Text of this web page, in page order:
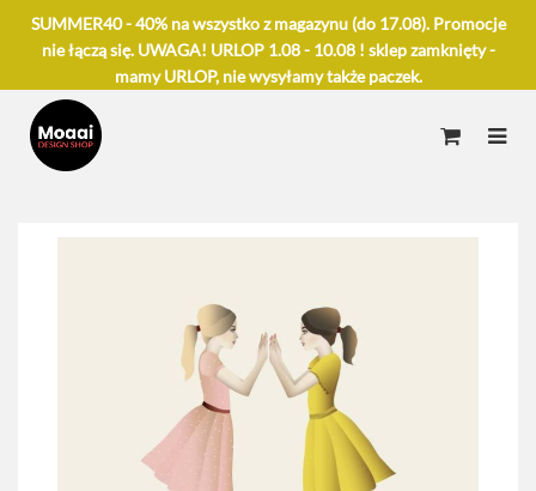
SUMMER40 - 40% na wszystko z magazynu (do 17.08). Promocje
nie łączą się. UWAGA! URLOP 1.08 - 10.08 ! sklep zamknięty -
mamy URLOP, nie wysyłamy także paczek.